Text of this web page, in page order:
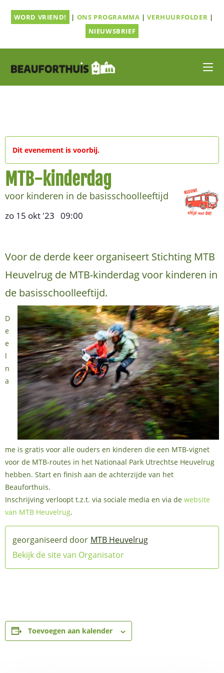
naarWORD VRIEND! | ONS PROGRAMMA |VERHUURFOLDER |
NIEUWSBRIEF
Dit evenement is voorbij.
MTB-kinderdag
voor kinderen in de basisschoolleeftijd
zo 15 okt '23 09:00
Voor de derde keer organiseert Stichting MTB
Heuvelrug de MTB-kinderdag voor kinderen in
de basisschoolleeftijd.
D
e
e
l
n
a
me is gratis voor alle ouders en kinderen die een MTB-vignet
voor de MTB-routes in het Nationaal Park Utrechtse Heuvelrug
hebben. Start en finish aan de achterzijde van het
Beauforthuis.
Inschrijving verloopt t.z.t. via sociale media en via de website
van MTB Heuvelrug.
MTB Heuvelrug
Bekijk de site van Organisator
Toevoegen aan kalender